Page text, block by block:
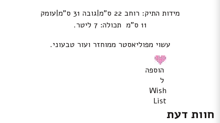
מידות התיק: רוחב 22 ס”מ|גובה 31 ס”מ|עומק
11 ס”מ תכולה: 7 ליטר.
עשוי מפוליאסטר ממוחזר ועור טבעוני.
הוספה
ל
Wish
List
חוות דעת